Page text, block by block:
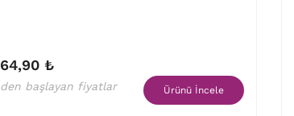
64,90 ₺
den başlayan fiyatlar Ürünü İncele